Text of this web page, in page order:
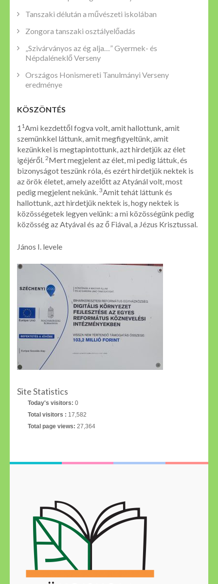
Tanszaki délután a művészeti iskolában
Zongora tanszaki osztályelőadás
„Szivárványos az ég alja…” Gyermek- és
Népdaléneklő Verseny
Országos Honismereti Tanulmányi Verseny
eredménye
KÖSZÖNTÉS
1 1Ami kezdettől fogva volt, amit hallottunk, amit
szemünkkel láttunk, amit megfigyeltünk, amit
kezünkkel is megtapintottunk, azt hirdetjük az élet
igéjéről. 2Mert megjelent az élet, mi pedig láttuk, és
bizonyságot teszünk róla, és ezért hirdetjük nektek is
az örök életet, amely azelőtt az Atyánál volt, most
pedig megjelent nekünk. 3Amit tehát láttunk és
hallottunk, azt hirdetjük nektek is, hogy nektek is
közösségetek legyen velünk: a mi közösségünk pedig
közösség az Atyával és az ő Fiával, a Jézus Krisztussal.
János I. levele
Site Statistics
Today's visitors: 0
Total visitors : 17,582
Total page views: 27,364